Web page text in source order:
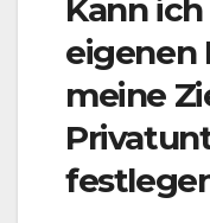
Kann
eigenen
meine